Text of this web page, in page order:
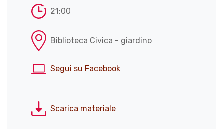
21:00
Biblioteca Civica - giardino
Segui su Facebook
Scarica materiale